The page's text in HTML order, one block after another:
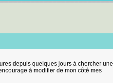
depuis quelques jours à chercher une
à modifier de mon côté mes